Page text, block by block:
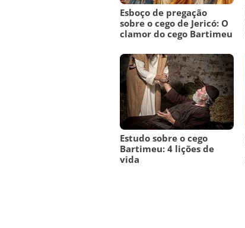
Esboço de pregação
sobre o cego de Jericó: O
clamor do cego Bartimeu
Estudo sobre o cego
Bartimeu: 4 lições de
vida